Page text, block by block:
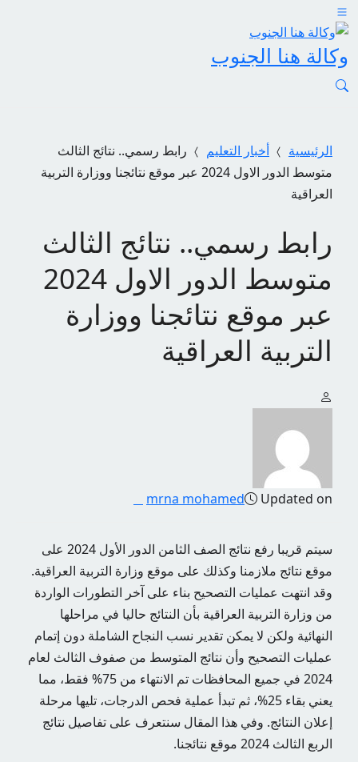
وكالة هنا الجنوب
الرئيسية أخبار التعليم
رابط رسمي.. نتائج الثالث
متوسط الدور الاول 2024 عبر موقع نتائجنا ووزارة التربية
العراقية
رابط رسمي.. نتائج الثالث
متوسط الدور الاول 2024
عبر موقع نتائجنا ووزارة
التربية العراقية
mrna mohamed Updated on
سيتم قريبا رفع نتائج الصف الثامن الدور الأول 2024 على
موقع نتائج ملازمنا وكذلك على موقع وزارة التربية العراقية.
وقد انتهت عمليات التصحيح بناء على آخر التطورات الواردة
من وزارة التربية العراقية بأن النتائج حاليا في مراحلها
النهائية ولكن لا يمكن تقدير نسب النجاح الشاملة دون إتمام
عمليات التصحيح وأن نتائج المتوسط من صفوف الثالث لعام
2024 في جميع المحافظات تم الانتهاء من 75% فقط، مما
يعني بقاء 25%، ثم تبدأ عملية فحص الدرجات، تليها مرحلة
إعلان النتائج. وفي هذا المقال سنتعرف على تفاصيل نتائج
الربع الثالث 2024 موقع نتائجنا.